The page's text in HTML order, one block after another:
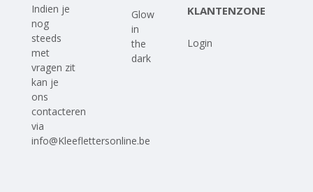
Indien je
nog
steeds
met
vragen zit
kan je
ons
contacteren
via
info@Kleeflettersonline.be
Glow
in
the
dark
KLANTENZONE
Login